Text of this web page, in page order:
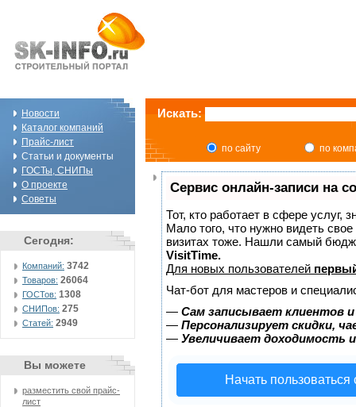
Новости
Каталог компаний
Прайс-лист
Статьи и документы
ГОСТы, СНИПы
О проекте
Советы
Сегодня:
Компаний: 3742
Товаров: 26064
ГОСТов: 1308
СНИПов: 275
Статей: 2949
Вы можете
разместить свой прайс-
лист
Искать:
по сайту по
Сервис онлайн-записи на
Тот, кто работает в сфере услуг,
Мало того, что нужно видеть
визитах тоже. Нашли самый
VisitTime.
Для новых пользователей
Чат-бот для мастеров и
— Сам записывает клиентов
— Персонализирует скидки,
— Увеличивает доходимость
Начать